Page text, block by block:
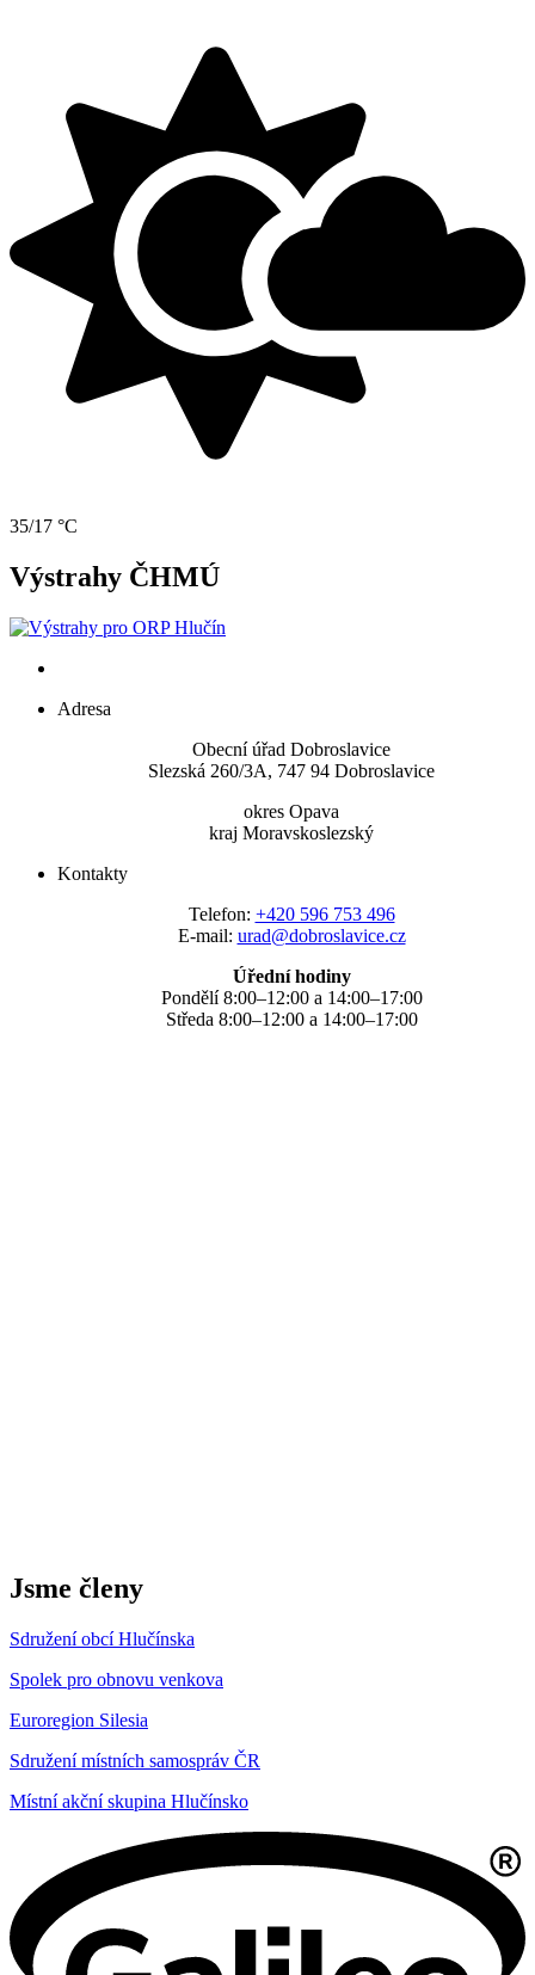
35/17 °C
Výstrahy ČHMÚ
Adresa
Obecní úřad Dobroslavice
Slezská 260/3A, 747 94 Dobroslavice
okres Opava
kraj Moravskoslezský
Kontakty
Telefon: +420 596 753 496
E-mail: urad@dobroslavice.cz
Úřední hodiny
Pondělí 8:00–12:00 a 14:00–17:00
Středa 8:00–12:00 a 14:00–17:00
Jsme členy
Sdružení obcí Hlučínska
Spolek pro obnovu venkova
Euroregion Silesia
Sdružení místních samospráv ČR
Místní akční skupina Hlučínsko